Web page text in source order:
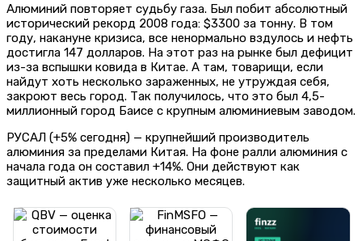
Алюминий повторяет судьбу газа. Был побит абсолютный
исторический рекорд 2008 года: $3300 за тонну. В том
году, накануне кризиса, все ненормально вздулось и нефть
достигла 147 долларов. На этот раз на рынке был дефицит
из-за вспышки ковида в Китае. А там, товарищи, если
найдут хоть несколько зараженных, не утруждая себя,
закроют весь город. Так получилось, что это был 4,5-
миллионный город Баисе с крупным алюминиевым заводом.
РУСАЛ (+5% сегодня) — крупнейший производитель
алюминия за пределами Китая. На фоне ралли алюминия с
начала года он составил +14%. Они действуют как
защитный актив уже несколько месяцев.